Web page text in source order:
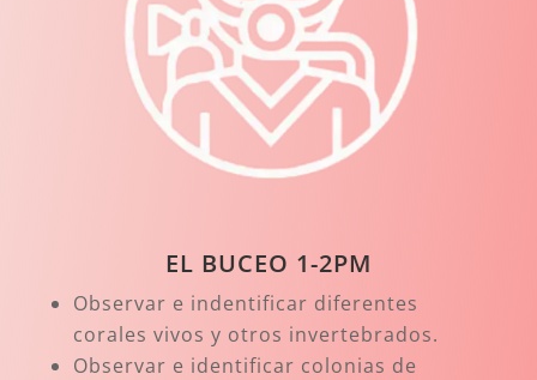
EL BUCEO 1-2PM
Observar e indentificar diferentes
corales vivos y otros invertebrados.
Observar e identificar colonias de